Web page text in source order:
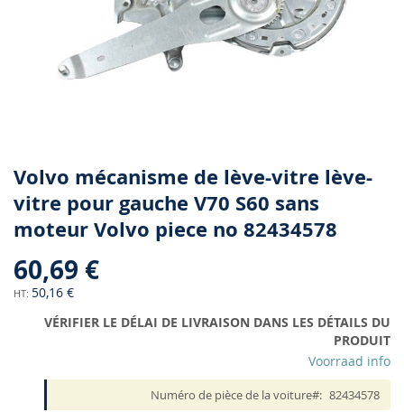
Skip
to
the
beginning
the
images
gallery
Volvo mécanisme de lève-vitre lève-
vitre pour gauche V70 S60 sans
moteur Volvo piece no 82434578
60,69 €
50,16 €
VÉRIFIER LE DÉLAI DE LIVRAISON DANS LES DÉTAILS DU
PRODUIT
Voorraad info
Numéro de pièce de la voiture 82434578